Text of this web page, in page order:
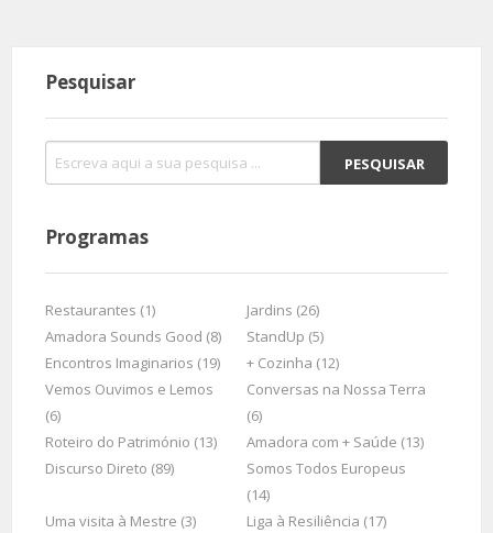
Pesquisar
Programas
Restaurantes (1)
Jardins (26)
Amadora Sounds Good (8)
StandUp (5)
Encontros Imaginarios (19)
+ Cozinha (12)
Vemos Ouvimos e Lemos
(6)
Conversas na Nossa Terra
(6)
Roteiro do Património (13)
Amadora com + Saúde (13)
Discurso Direto (89)
Somos Todos Europeus
(14)
Uma visita à Mestre (3)
Liga à Resiliência (17)